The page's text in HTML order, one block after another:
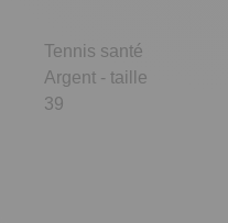
Tennis santé
Argent - taille
39